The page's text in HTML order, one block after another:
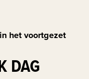
het voortgezet
DAG